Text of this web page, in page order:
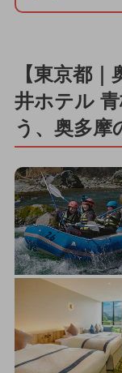
【東京都
井ホテル
う、奥多摩